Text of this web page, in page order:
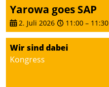
Yarowa goes SAP
2. Juli 2026 11:00 – 11:30
Wir sind dabei
Kongress